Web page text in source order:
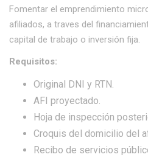
Fomentar el emprendimiento
afiliados, a traves del
capital de trabajo o inversión fija.
Requisitos:
Original DNI y RTN.
AFI proyectado.
Hoja de inspección
Croquis del domicilio del
Recibo de servicios